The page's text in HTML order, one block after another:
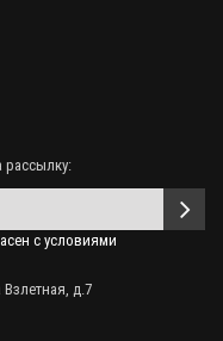
рассылку:
с условиями
д.7